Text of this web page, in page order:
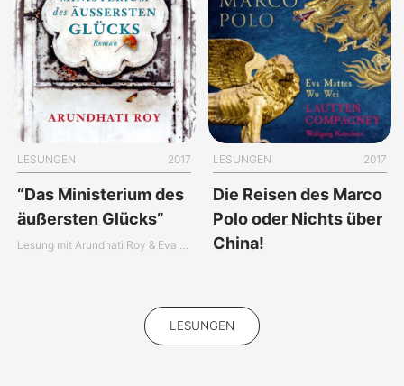
LESUNGEN 2017
“Das Ministerium des
äußersten Glücks”
Lesung mit Arundhati Roy & Eva Mattes
LESUNGEN 2017
Die Reisen des Marco
Polo oder Nichts über
China!
LESUNGEN